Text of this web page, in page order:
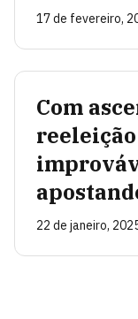
17 de fevereiro,
Com
22 de janeiro,